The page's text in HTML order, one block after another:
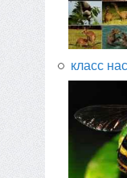
класс